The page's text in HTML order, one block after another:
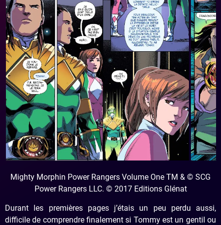
Mighty Morphin Power Rangers Volume One TM & © SCG
Power Rangers LLC. © 2017 Editions Glénat
Durant les premières pages j’étais un peu perdu aussi,
difficile de comprendre finalement si Tommy est un gentil ou